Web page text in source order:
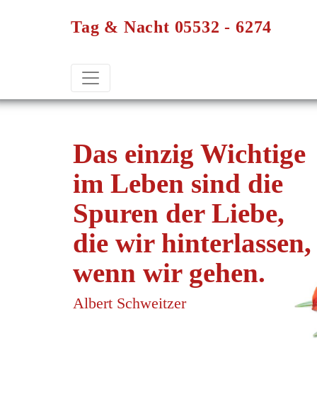
Tag & Nacht 05532 - 6274
Das einzig Wichtige
im Leben sind die
Spuren der Liebe,
die wir hinterlassen,
wenn wir gehen.
Albert Schweitzer